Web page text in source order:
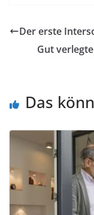
Der erste
Gut
Das